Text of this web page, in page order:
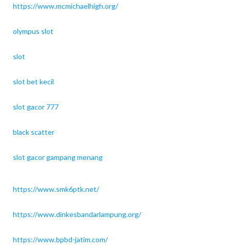
https://www.mcmichaelhigh.org/
olympus slot
slot
slot bet kecil
slot gacor 777
black scatter
slot gacor gampang menang
https://www.smk6ptk.net/
https://www.dinkesbandarlampung.org/
https://www.bpbd-jatim.com/